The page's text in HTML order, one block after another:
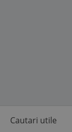
Cautari utile